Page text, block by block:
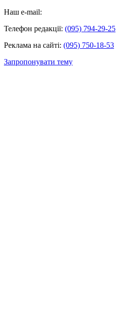
Наш e-mail:
Телефон редакції: (095) 794-29-25
Реклама на сайті: (095) 750-18-53
Запропонувати тему